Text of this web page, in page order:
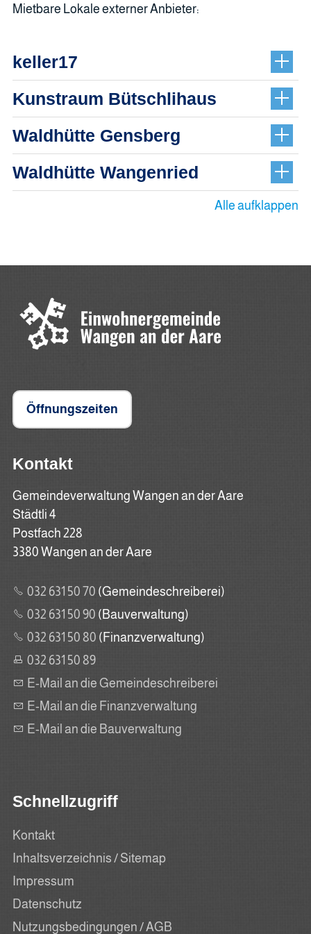
Mietbare Lokale externer Anbieter:
keller17
Kunstraum Bütschlihaus
Waldhütte Gensberg
Waldhütte Wangenried
Alle aufklappen
Öffnungszeiten
Kontakt
Gemeindeverwaltung Wangen an der Aare
Städtli 4
Postfach 228
3380 Wangen an der Aare
032 631 50 70 (Gemeindeschreiberei)
032 631 50 90 (Bauverwaltung)
032 631 50 80 (Finanzverwaltung)
032 631 50 89
E-Mail an die Gemeindeschreiberei
E-Mail an die Finanzverwaltung
E-Mail an die Bauverwaltung
Schnellzugriff
Kontakt
Inhaltsverzeichnis / Sitemap
Impressum
Datenschutz
Nutzungsbedingungen / AGB